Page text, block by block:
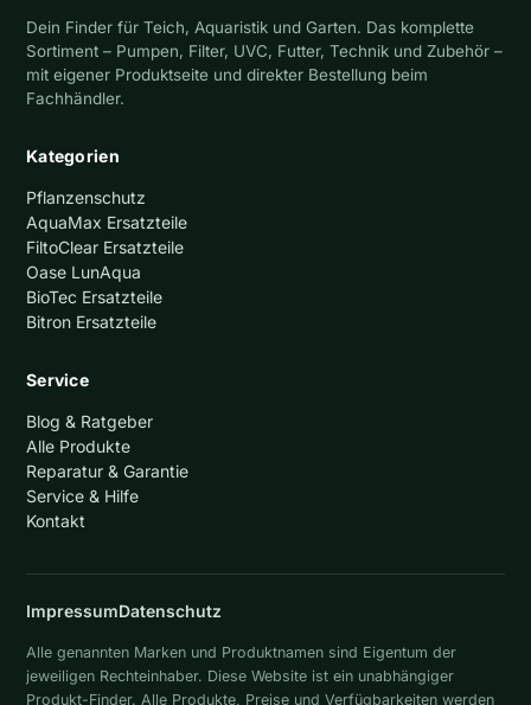
Dein Finder für Teich, Aquaristik und Garten. Das komplette
Sortiment – Pumpen, Filter, UVC, Futter, Technik und Zubehör –
mit eigener Produktseite und direkter Bestellung beim
Fachhändler.
Kategorien
Pflanzenschutz
AquaMax Ersatzteile
FiltoClear Ersatzteile
Oase LunAqua
BioTec Ersatzteile
Bitron Ersatzteile
Service
Blog & Ratgeber
Alle Produkte
Reparatur & Garantie
Service & Hilfe
Kontakt
ImpressumDatenschutz
Alle genannten Marken und Produktnamen sind Eigentum der
jeweiligen Rechteinhaber. Diese Website ist ein unabhängiger
Produkt-Finder. Alle Produkte, Preise und Verfügbarkeiten werden